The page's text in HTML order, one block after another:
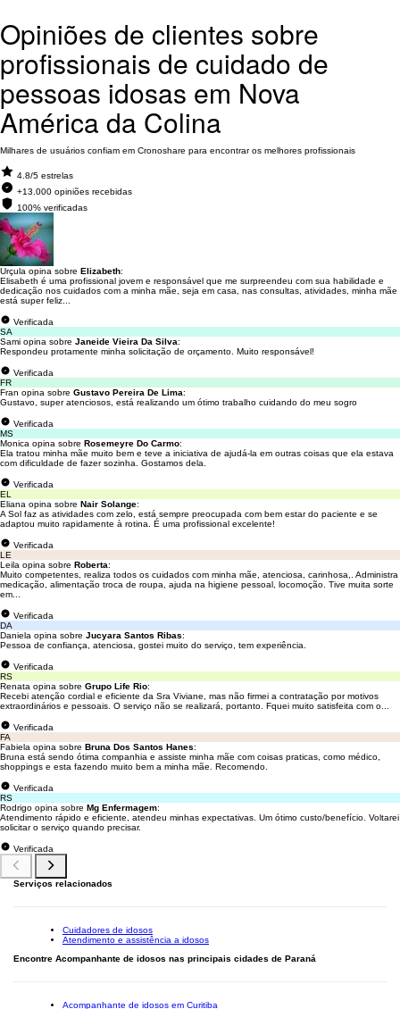
Opiniões de clientes sobre
profissionais de cuidado de
pessoas idosas em Nova
América da Colina
Milhares de usuários confiam em Cronoshare para encontrar os melhores profissionais
4.8/5 estrelas
+13.000 opiniões recebidas
100% verificadas
Urçula opina sobre Elizabeth:
Elisabeth é uma profissional jovem e responsável que me surpreendeu com sua habilidade e
dedicação nos cuidados com a minha mãe, seja em casa, nas consultas, atividades, minha mãe
está super feliz...
Verificada
SA
Sami opina sobre Janeide Vieira Da Silva:
Respondeu protamente minha solicitação de orçamento. Muito responsável!
Verificada
FR
Fran opina sobre Gustavo Pereira De Lima:
Gustavo, super atenciosos, está realizando um ótimo trabalho cuidando do meu sogro
Verificada
MS
Monica opina sobre Rosemeyre Do Carmo:
Ela tratou minha mãe muito bem e teve a iniciativa de ajudá-la em outras coisas que ela estava
com dificuldade de fazer sozinha. Gostamos dela.
Verificada
EL
Eliana opina sobre Nair Solange:
A Sol faz as atividades com zelo, está sempre preocupada com bem estar do paciente e se
adaptou muito rapidamente à rotina. É uma profissional excelente!
Verificada
LE
Leila opina sobre Roberta:
Muito competentes, realiza todos os cuidados com minha mãe, atenciosa, carinhosa,. Administra
medicação, alimentação troca de roupa, ajuda na higiene pessoal, locomoção. Tive muita sorte
em...
Verificada
DA
Daniela opina sobre Jucyara Santos Ribas:
Pessoa de confiança, atenciosa, gostei muito do serviço, tem experiência.
Verificada
RS
Renata opina sobre Grupo Life Rio:
Recebi atenção cordial e eficiente da Sra Viviane, mas não firmei a contratação por motivos
extraordinários e pessoais. O serviço não se realizará, portanto. Fquei muito satisfeita com o...
Verificada
FA
Fabiela opina sobre Bruna Dos Santos Hanes:
Bruna está sendo ótima companhia e assiste minha mãe com coisas praticas, como médico,
shoppings e esta fazendo muito bem a minha mãe. Recomendo.
Verificada
RS
Rodrigo opina sobre Mg Enfermagem:
Atendimento rápido e eficiente, atendeu minhas expectativas. Um ótimo custo/benefício. Voltarei
solicitar o serviço quando precisar.
Verificada
Serviços relacionados
Cuidadores de idosos
Atendimento e assistência a idosos
Encontre Acompanhante de idosos nas principais cidades de Paraná
Acompanhante de idosos em Curitiba